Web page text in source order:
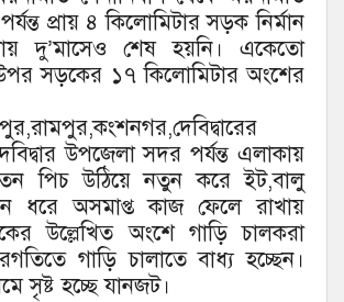
প্রায় ৪ কিলোমিটার সড়ক নির্মান
দু’মাসেও শেষ হয়নি। একেতো
সড়কের ১৭ কিলোমিটার অংশের
উপজেলা সদর পর্যন্ত এলাকায়
পিচ উঠিয়ে নতুন করে ইট,বালু
ধরে অসমাপ্ত কাজ ফেলে রাখায়
উল্লেখিত অংশে গাড়ি চালকরা
গাড়ি চালাতে বাধ্য হচ্ছেন।
সৃষ্ট হচ্ছে যানজট।